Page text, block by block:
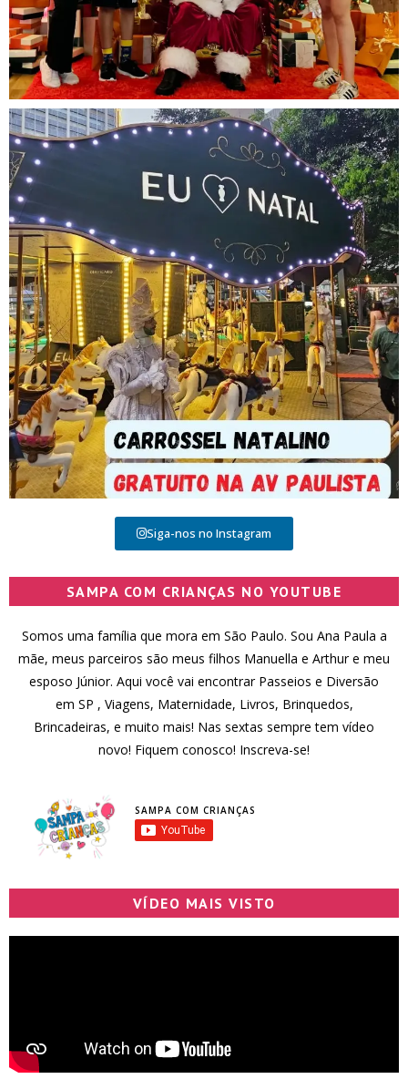
Siga-nos no Instagram
SAMPA COM CRIANÇAS NO YOUTUBE
Somos uma família que mora em São Paulo. Sou Ana Paula a
mãe, meus parceiros são meus filhos Manuella e Arthur e meu
esposo Júnior. Aqui você vai encontrar Passeios e Diversão
em SP , Viagens, Maternidade, Livros, Brinquedos,
Brincadeiras, e muito mais! Nas sextas sempre tem vídeo
novo! Fiquem conosco! Inscreva-se!
SAMPA COM CRIANÇAS
VÍDEO MAIS VISTO